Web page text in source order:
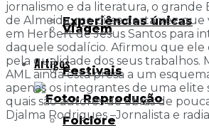
Viagem
Artigos
Experiências únicas
Festivais
Folclore
jornalismo e da literatura, o grande
de Almeida, me disse certa vez
em Herbert de Jesus Santos para
daquele sodalício. Afirmou que ele
pela qualidade dos seus trabalhos.
AML ainda está presa a um
apenas os integrantes de uma elite
quais são autores de obras de
Djalma Rodrigues –Jornalista e